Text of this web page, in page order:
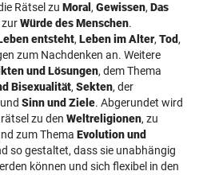
Rätsel zu Moral , Gewissen, Das
Würde des Menschen.
entsteht, Leben im Alter, Tod ,
zum Nachdenken an. Weitere
und Lösungen, dem Thema
Bisexualität, Sekten, der
und Sinn und Ziele. Abgerundet wird
zu den Weltreligionen, zu
zum Thema Evolution und
so gestaltet, dass sie unabhängig
können und sich flexibel in den